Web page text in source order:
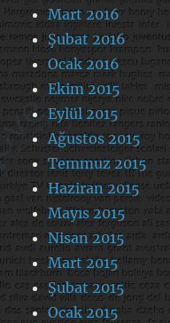
Mart 2016
Şubat 2016
Ocak 2016
Ekim 2015
Eylül 2015
Ağustos 2015
Temmuz 2015
Haziran 2015
Mayıs 2015
Nisan 2015
Mart 2015
Şubat 2015
Ocak 2015